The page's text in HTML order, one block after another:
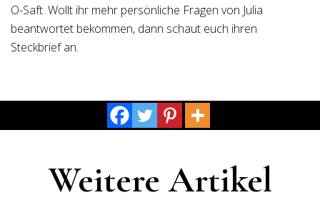
O-Saft. Wollt ihr mehr persönliche Fragen von Julia
beantwortet bekommen, dann schaut euch ihren
Steckbrief an.
Weitere Artikel